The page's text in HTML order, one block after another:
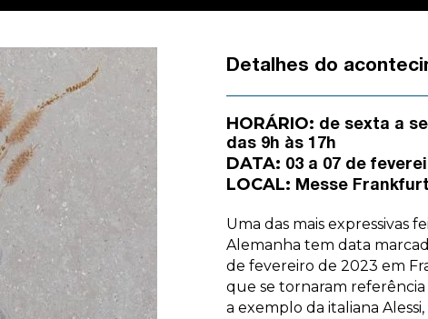
Detalhes do
HORÁRIO: de sexta a
das 9h às 17h
DATA: 03 a 07 de
LOCAL: Messe
Uma das mais expressivas
Alemanha tem data
de fevereiro de 2023 em
que se tornaram
a exemplo da italiana